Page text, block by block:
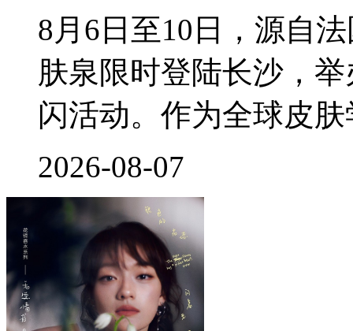
8月6日至10日，源自
肤泉限时登陆长沙，
闪活动。作为全球皮
2026-08-07